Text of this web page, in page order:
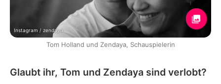
Instagram / zendaya
Tom Holland und Zendaya, Schauspielerin
Glaubt ihr, Tom und Zendaya sind verlobt?